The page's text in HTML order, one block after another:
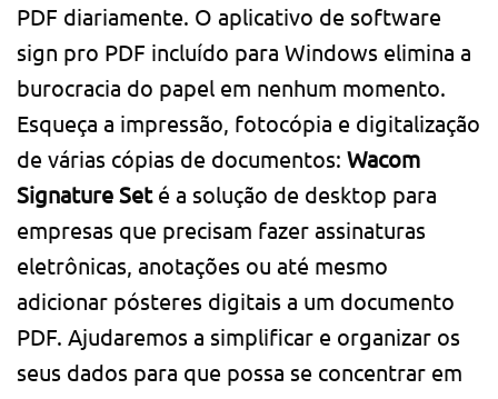
PDF diariamente. O aplicativo de software
sign pro PDF incluído para Windows elimina a
burocracia do papel em nenhum momento.
Esqueça a impressão, fotocópia e digitalização
de várias cópias de documentos: Wacom
Signature Seté a solução de desktop para
empresas que precisam fazer assinaturas
eletrônicas, anotações ou até mesmo
adicionar pósteres digitais a um documento
PDF. Ajudaremos a simplificar e organizar os
seus dados para que possa se concentrar em